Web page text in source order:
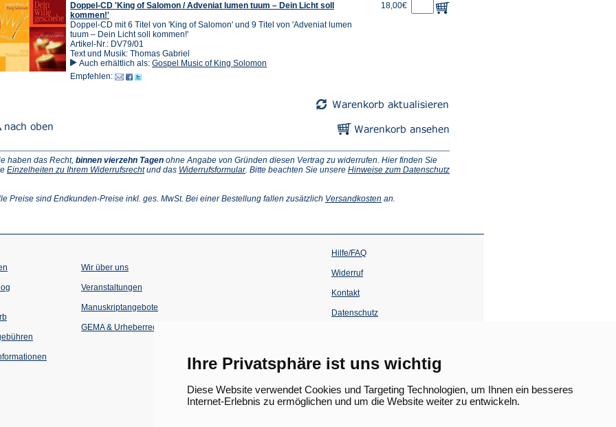
Ihre Privatsphäre ist uns wichtig
Diese Website verwendet Cookies und Targeting Technologien, um Ihnen ein besseres
Internet-Erlebnis zu ermöglichen und um die Website weiter zu entwickeln.
Doppel-CD 'King of Salomon / Adveniat lumen tuum – Dein Licht soll
kommen!'
Doppel-CD mit 6 Titel von 'King of Salomon' und 9 Titel von 'Adveniat lumen
tuum – Dein Licht soll kommen!'
Artikel-Nr.: DV79/01
Text und Musik: Thomas Gabriel
Auch erhältlich als: Gospel Music of King Solomon
Empfehlen:
18,00€
haben das Recht, binnen vierzehn Tagen ohne Angabe von Gründen diesen Vertrag zu widerrufen. Hier finden Sie
Einzelheiten zu Ihrem Widerrufsrecht(Öffnet
neuen
und das Widerrufsformular(Öffnet
neuen
. Bitte beachten Sie unsere Hinweise zum Datenschutz
Preise sind Endkunden-Preise inkl. ges. MwSt. Bei einer Bestellung fallen zusätzlich Versandkosten (Öffnet
Tab)
an.
Wir über uns
Veranstaltungen
einem
Tab)
Manuskriptangebote
GEMA & Urheberrecht
Hilfe/FAQ
Widerruf
Kontakt
Datenschutz
einem
neuen